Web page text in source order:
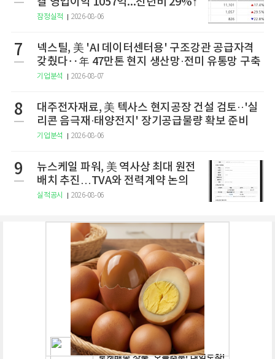
잠정실적 2026-08-06
7
넥스틸, 美 'AI 데이터센터용' 구조강관 공급자격
갖췄다‥年 47만톤 현지 생산망·전미 유통망 구축
기업분석 2026-08-07
8
대주전자재료, 美 텍사스 현지공장 건설 검토··'실
리콘 음극재·태양전지' 장기공급물량 확보 준비
기업분석 2026-08-06
9
뉴스케일 파워, 美 역사상 최대 원전
배치 추진…TVA와 전력계약 논의
실적공시 2026-08-06